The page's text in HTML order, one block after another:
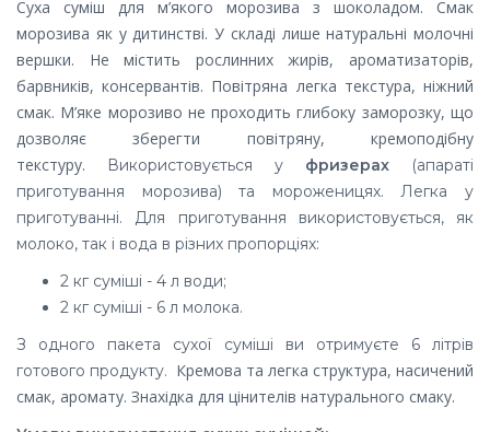
Суха суміш для м’якого морозива з шоколадом. Смак
морозива як у дитинстві. У складі лише натуральні молочні
вершки. Не містить рослинних жирів, ароматизаторів,
барвників, консервантів. Повітряна легка текстура, ніжний
смак. М’яке морозиво не проходить глибоку заморозку, що
дозволяє зберегти повітряну, кремоподібну
текстуру.
Використовується у фризерах
(апараті
приготування морозива) та мороженицях. Легка у
приготуванні. Для приготування використовується, як
молоко, так і вода в різних пропорціях:
2 кг суміші - 4 л води;
2 кг суміші - 6 л молока.
З одного пакета сухої суміші ви отримуєте 6 літрів
готового продукту. Кремова та легка структура, насичений
смак, аромату. Знахідка для цінителів натурального смаку.